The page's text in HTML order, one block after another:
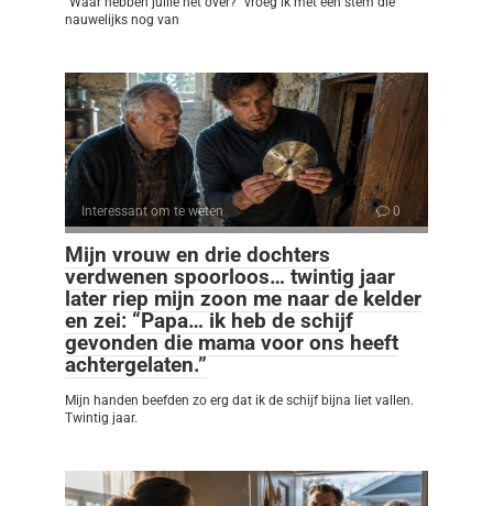
nauwelijks nog van
Interessant om te weten 0
Mijn vrouw en drie dochters
verdwenen spoorloos… twintig jaar
later riep mijn zoon me naar de kelder
en zei: “Papa… ik heb de schijf
gevonden die mama voor ons heeft
achtergelaten.”
Mijn handen beefden zo erg dat ik de schijf bijna liet vallen.
Twintig jaar.